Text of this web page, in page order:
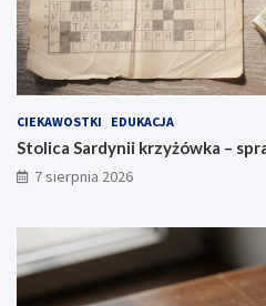
CIEKAWOSTKI EDUKACJA
Stolica Sardynii krzyżówka –
7 sierpnia 2026